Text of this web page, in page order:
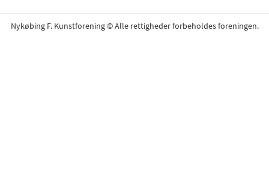
Nykøbing F. Kunstforening © Alle rettigheder forbeholdes foreningen.